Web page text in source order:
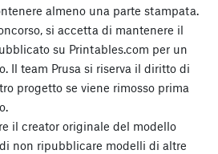
almeno una parte stampata.
si accetta di mantenere il
su Printables.com per un
Il team Prusa si riserva il diritto di
progetto se viene rimosso prima
il creator originale del modello
non ripubblicare modelli di altre